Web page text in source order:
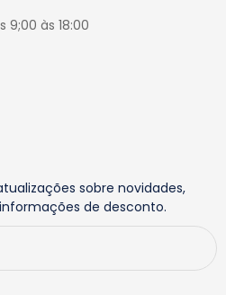
9;00 às 18:00
sobre novidades,
de desconto.